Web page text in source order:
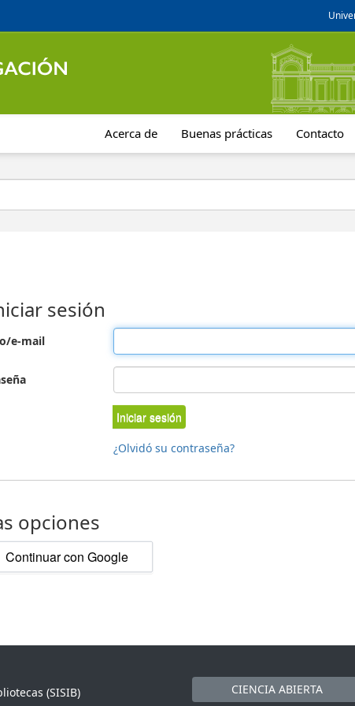
Acerca de Buenas prácticas Contacto
sesión
e-mail
Iniciar sesión
¿Olvidó su contraseña?
opciones
Continuar con Google
(SISIB)
CIENCIA ABIERTA